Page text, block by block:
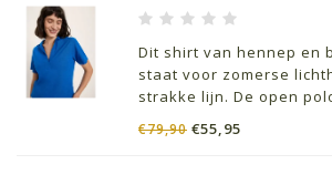
Dit shirt van hennep en
staat voor zomerse
strakke lijn. De open
komen – perfect voor
€79,90 €55,95